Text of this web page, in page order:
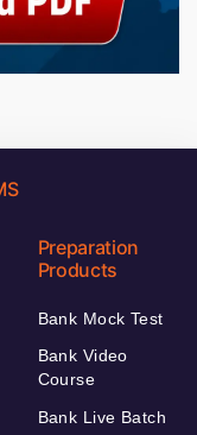
Preparation
Products
Bank Mock Test
Bank Video
Course
Bank Live Batch